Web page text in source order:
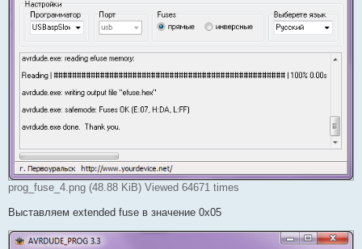
prog_fuse_4.png (48.88 KiB) Viewed 64671 times
Выставляем extended fuse в значение 0x05